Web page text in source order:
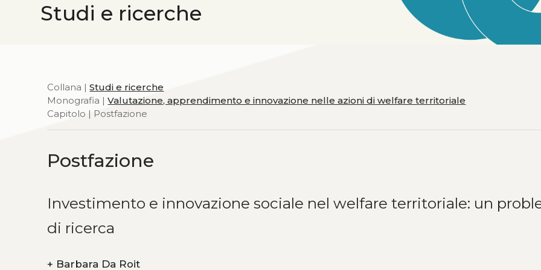
Studi e ricerche
Collana |Studi e ricerche
Monografia |Valutazione, apprendimento e innovazione nelle azioni di welfare territoriale
Capitolo | Postfazione
Postfazione
Investimento e innovazione sociale nel welfare territoriale: un
di ricerca
+ Barbara Da Roit